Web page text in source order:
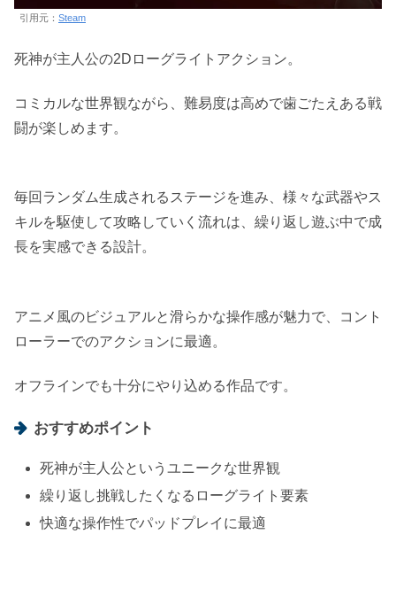
引用元： Steam
死神が主人公の2Dローグライトアクション。
コミカルな世界観ながら、難易度は高めで歯ごたえある戦
闘が楽しめます。
毎回ランダム生成されるステージを進み、様々な武器やス
キルを駆使して攻略していく流れは、繰り返し遊ぶ中で成
長を実感できる設計。
アニメ風のビジュアルと滑らかな操作感が魅力で、コント
ローラーでのアクションに最適。
オフラインでも十分にやり込める作品です。
おすすめポイント
死神が主人公というユニークな世界観
繰り返し挑戦したくなるローグライト要素
快適な操作性でパッドプレイに最適